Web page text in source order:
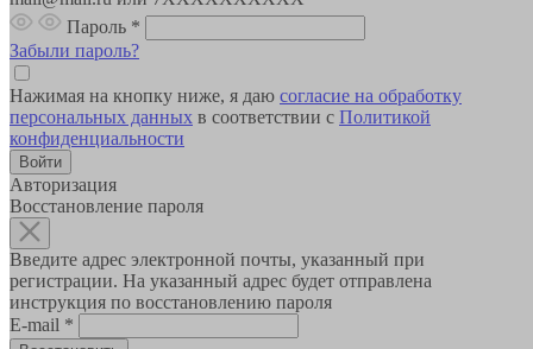
Пароль *
Забыли пароль?
Нажимая на кнопку ниже, я даю согласие на обработку
персональных данных в соответствии с Политикой
конфиденциальности
Авторизация
Восстановление пароля
Введите адрес электронной почты, указанный при
регистрации. На указанный адрес будет отправлена
инструкция по восстановлению пароля
E-mail *